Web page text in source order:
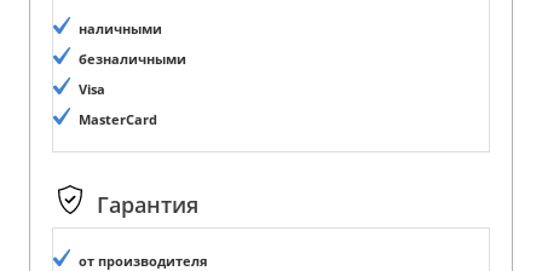
наличными
безналичными
Visa
MasterCard
Гарантия
от производителя